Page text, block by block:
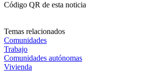
Código QR de esta noticia
Temas relacionados
Comunidades
Trabajo
Comunidades autónomas
Vivienda